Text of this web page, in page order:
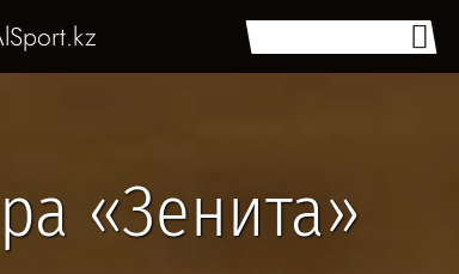
«Зенита»